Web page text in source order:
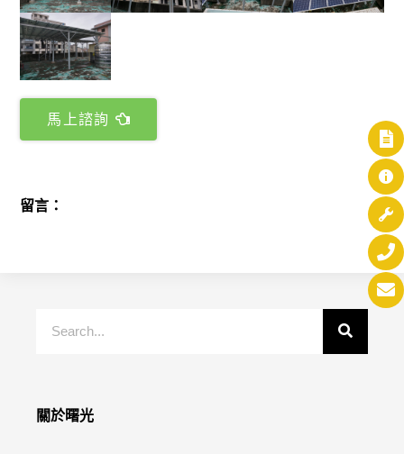
馬上諮詢
留言：
關於曙光